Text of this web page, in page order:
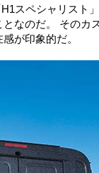
スペシャリスト
なのだ。 そのカ
が印象的だ。